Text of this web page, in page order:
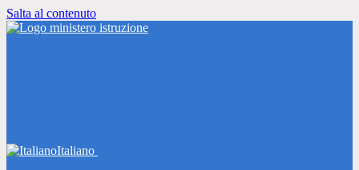
Salta al contenuto
Italiano